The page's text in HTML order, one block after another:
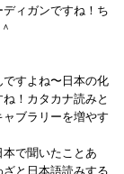
ィガンですね！ち
すよね〜日本の化
！カタカナ読みと
ブラリーを増やす
で聞いたことあ
と日本語読みする